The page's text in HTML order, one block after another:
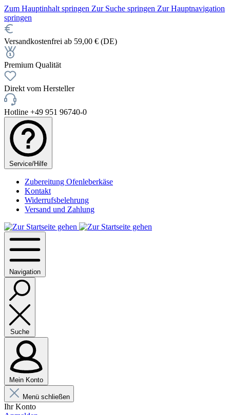
Zum Hauptinhalt springen Zur Suche springen Zur Hauptnavigation
springen
Versandkostenfrei ab 59,00 € (DE)
Premium Qualität
Direkt vom Hersteller
Hotline +49 951 96740-0
Service/Hilfe
Zubereitung Ofenleberkäse
Kontakt
Widerrufsbelehrung
Versand und Zahlung
Navigation
Suche
Mein Konto
Menü schließen
Ihr Konto